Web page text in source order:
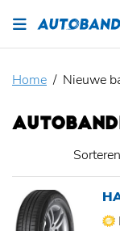
Home Nieuwe